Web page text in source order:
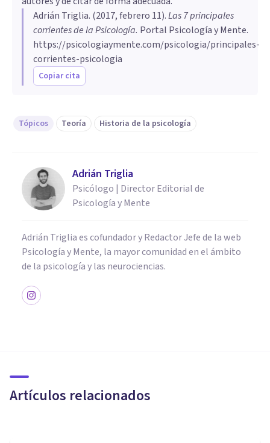
Adrián Triglia. (2017, febrero 11).​Las 7 principales
corrientes de la Psicología. Portal Psicología y Mente.
https://psicologiaymente.com/psicologia/principales-
corrientes-psicologia
Copiar cita
Tópicos Teoría Historia de la psicología
Adrián Triglia
Psicólogo | Director Editorial de
Psicología y Mente
Adrián Triglia es cofundador y Redactor Jefe de la web
Psicología y Mente, la mayor comunidad en el ámbito
de la psicología y las neurociencias.
Artículos relacionados
de David McClelland